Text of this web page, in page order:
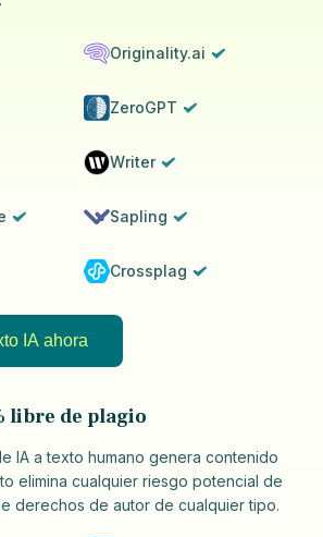
Originality.ai
ZeroGPT
Writer
Sapling
Crossplag
IA ahora
libre de plagio
IA a texto humano genera contenido
elimina cualquier riesgo potencial de
derechos de autor de cualquier tipo.